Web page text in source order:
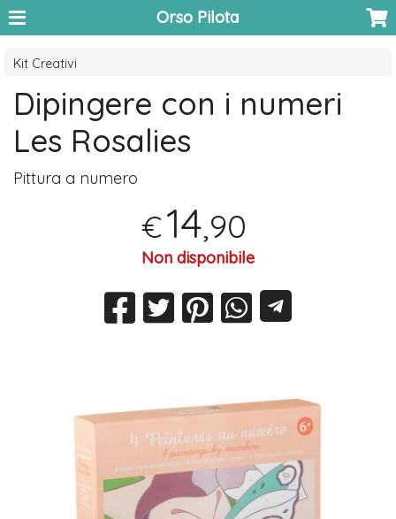
Orso Pilota
Kit Creativi
Dipingere con i numeri
Les Rosalies
Pittura a numero
€14,90
Non disponibile